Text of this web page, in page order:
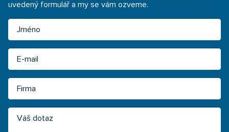
uvedený formulář a my se vám ozveme.
Jméno
Váš dotaz